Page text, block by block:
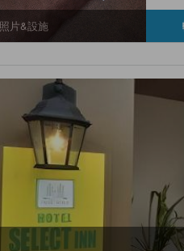
片&設施